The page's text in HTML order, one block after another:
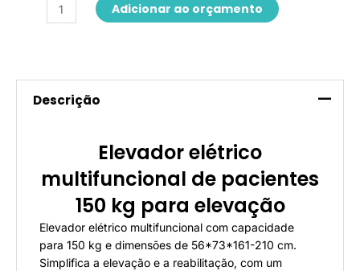
Adicionar ao orçamento
Descrição
Elevador elétrico
multifuncional de pacientes
150 kg para elevação
Elevador elétrico multifuncional com capacidade
para 150 kg e dimensões de 56*73*161-210 cm.
Simplifica a elevação e a reabilitação, com um